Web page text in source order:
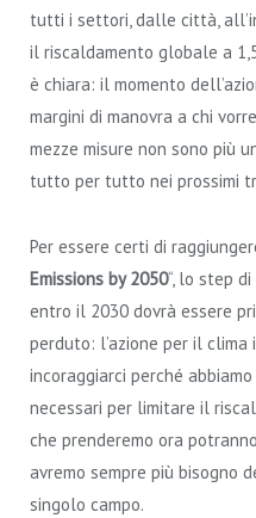
tutti i settori, dalle città,
il riscaldamento globale a
è chiara: il momento
margini di manovra a chi
mezze misure non sono più
tutto per tutto nei prossimi
Per essere certi di
Emissions by 2050“, lo step di
entro il 2030 dovrà essere
perduto: l’azione per il
incoraggiarci perché
necessari per limitare il
che prenderemo ora
avremo sempre più bisogno
singolo campo.